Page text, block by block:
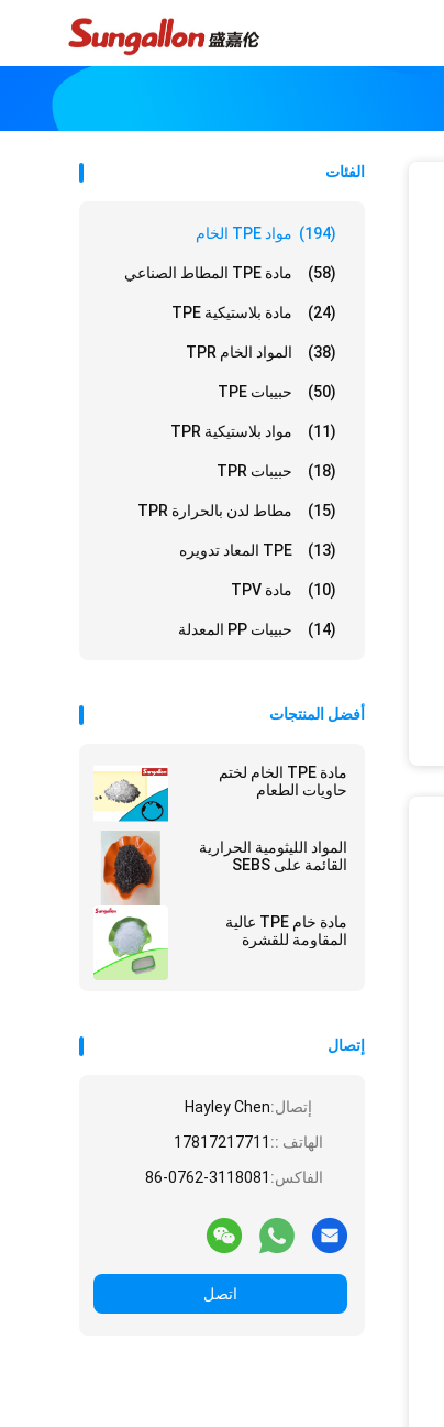
الفئات
مواد TPE الخام (194)
مادة TPE المطاط الصناعي (58)
مادة بلاستيكية TPE (24)
المواد الخام TPR (38)
حبيبات TPE (50)
مواد بلاستيكية TPR (11)
حبيبات TPR (18)
مطاط لدن بالحرارة TPR (15)
TPE المعاد تدويره (13)
مادة TPV (10)
حبيبات PP المعدلة (14)
أفضل المنتجات
مادة TPE الخام لختم
حاويات الطعام
المواد الليثومية الحرارية
القائمة على SEBS
مادة خام TPE عالية
المقاومة للقشرة
إتصال
إتصال:Hayley Chen
الهاتف :: 17817217711
الفاكس: 86-0762-3118081
اتصل